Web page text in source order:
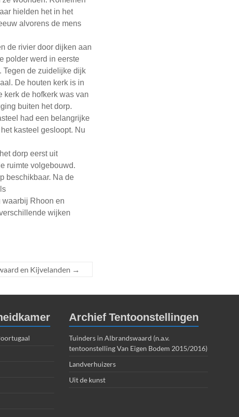
hielden het in het
alvorens de mens
de rivier door dijken aan
polder werd in eerste
Tegen de zuidelijke dijk
De houten kerk is in
kerk de hofkerk was van
buiten het dorp.
had een belangrijke
kasteel gesloopt. Nu
dorp eerst uit
ruimte volgebouwd.
beschikbaar. Na de
Rhoon en
wijken
en Kijvelanden →
Archief Tentoonstellingen
Tuinders in Albrandswaard (n.a.v.
tentoonstelling Van Eigen Bodem 2015/2016)
Landverhuizers
Uit de kunst